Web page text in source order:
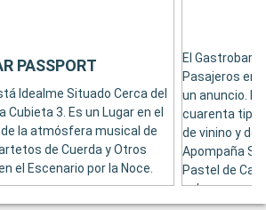
Idealme Situado Cerca del
Cubieta 3. Es un Lugar en el
la atmósfera musical de
de Cuerda y Otros
el Escenario por la Noce.
PASSPORT
El Gastrobar,
Pasajeros en
un anuncio.
cuarenta
de vinino y de
Apompaña Su
Pastel de
pubs.